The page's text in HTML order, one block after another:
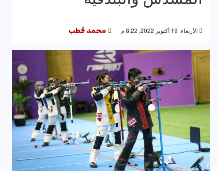
الأربعاء, 19 أكتوبر 2022, 8:22 م محمد قطب